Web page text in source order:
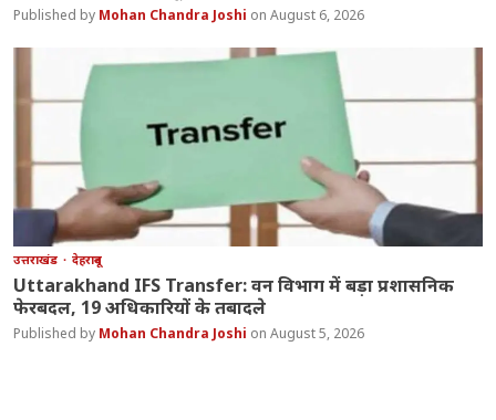
Mohan Chandra Joshi August 6, 2026
उत्तराखंड देहरादून
Uttarakhand IFS Transfer: वन विभाग में बड़ा प्रशासनिक
फेरबदल, 19 अधिकारियों के तबादले
Mohan Chandra Joshi August 5, 2026